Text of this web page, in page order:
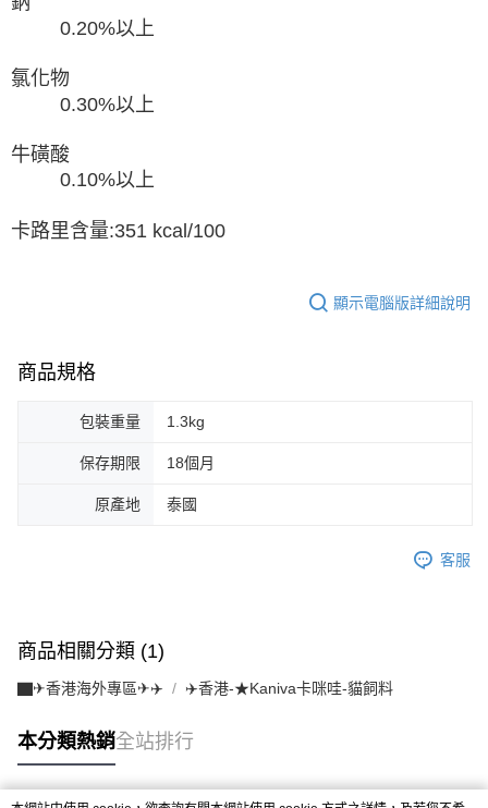
0.20%以上
氯化物
0.30%以上
牛磺酸
0.10%以上
卡路里含量:351 kcal/100
顯示電腦版詳細說明
商品規格
包裝重量 1.3kg
保存期限 18個月
原產地 泰國
客服
商品相關分類 (1)
▇✈香港海外專區✈✈️ ✈️香港-★Kaniva卡咪哇-貓飼料
本分類熱銷全站排行